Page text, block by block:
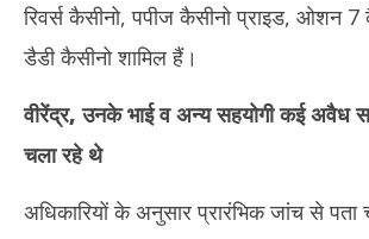
रिवर्स कैसीनो, पपीज कैसीनो प्राइड, ओशन
डैडी कैसीनो शामिल हैं।
वीरेंद्र, उनके भाई व अन्य सहयोगी कई अवैध
चला रहे थे
अधिकारियों के अनुसार प्रारंभिक जांच से पता